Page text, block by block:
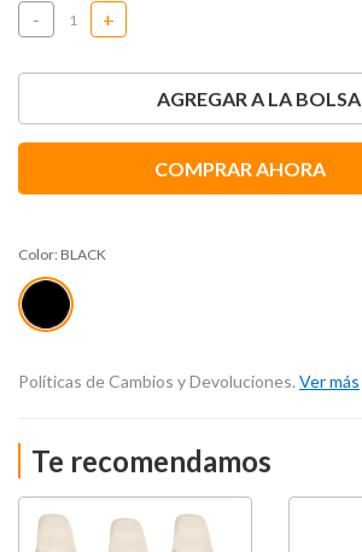
- +
AGREGAR A LA BOLSA
COMPRAR AHORA
Color: BLACK
Políticas de Cambios y Devoluciones. Ver más
Te recomendamos